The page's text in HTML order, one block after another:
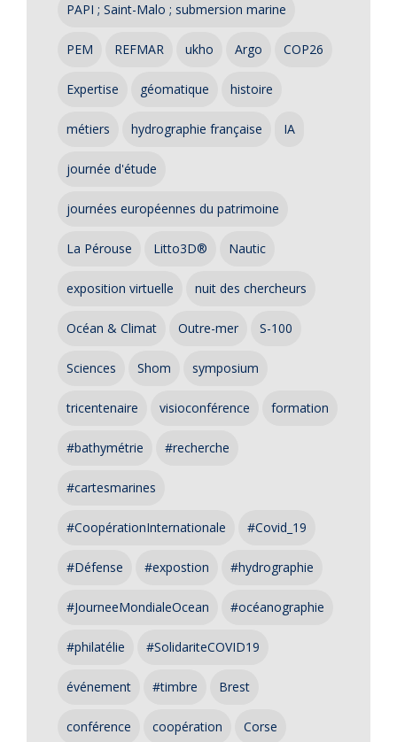
PAPI ; Saint-Malo ; submersion marine
PEM REFMAR ukho Argo COP26
Expertise géomatique histoire
métiers hydrographie française IA
journée d'étude
journées européennes du patrimoine
La Pérouse Litto3D® Nautic
exposition virtuelle nuit des chercheurs
Océan & Climat Outre-mer S-100
Sciences Shom symposium
tricentenaire visioconférence formation
#bathymétrie #recherche
#cartesmarines
#CoopérationInternationale #Covid_19
#Défense #expostion #hydrographie
#JourneeMondialeOcean #océanographie
#philatélie #SolidariteCOVID19
événement #timbre Brest
conférence coopération Corse